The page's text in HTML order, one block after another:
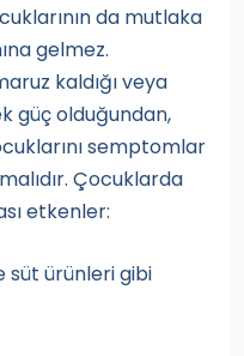
da mutlaka
gelmez.
kaldığı veya
güç olduğundan,
semptomlar
Çocuklarda
etkenler:
süt ürünleri gibi